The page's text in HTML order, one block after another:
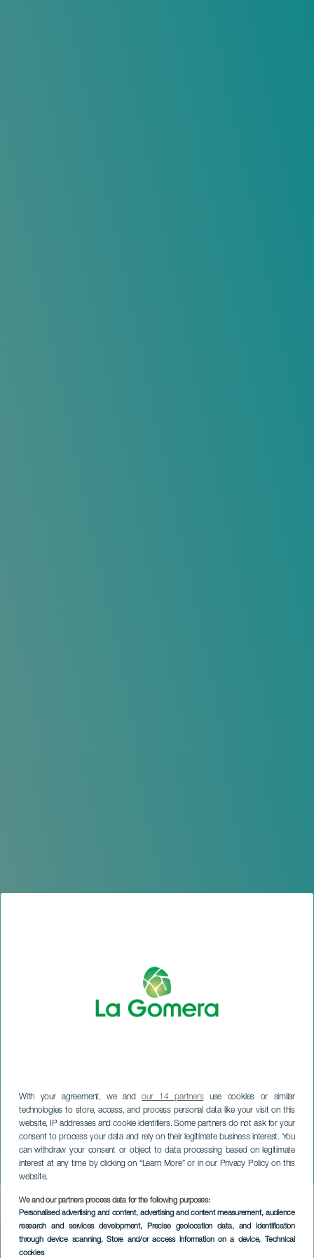
With your agreement, we andour 14 partnersuse cookies or similar
technologies to store, access, and process personal data like your visit on this
website, IP addresses and cookie identifiers. Some partners do not ask for your
consent to process your data and rely on their legitimate business interest. You
can withdraw your consent or object to data processing based on legitimate
interest at any time by clicking on “Learn More” or in our Privacy Policy on this
website.
We and our partners process data for the following purposes:
Personalised advertising and content, advertising and content measurement, audience
research and services development, Precise geolocation data, and identification
through device scanning, Store and/or access information on a device, Technical
cookies
Feesten ter ere van Sint-
Jan de Deo en de Maagd
van de Goede Reis
LA GOMERA
Imagen
Listado